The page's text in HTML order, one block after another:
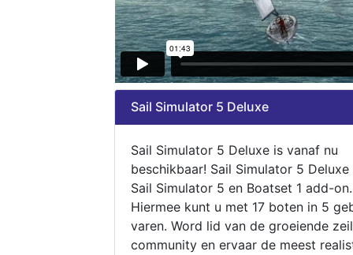
Sail Simulator 5 Deluxe
Sail Simulator 5 Deluxe is vanaf nu
beschikbaar! Sail Simulator 5
Sail Simulator 5 en Boatset 1 add-on.
Hiermee kunt u met 17 boten in 5
varen. Word lid van de groeiende zeil
community en ervaar de meest